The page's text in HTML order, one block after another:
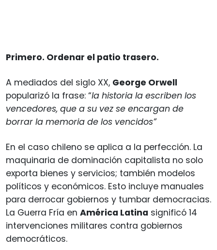
Primero. Ordenar el patio trasero.
A mediados del siglo XX, George Orwell
popularizó la frase: “la historia la escriben los
vencedores, que a su vez se encargan de
borrar la memoria de los vencidos”
En el caso chileno se aplica a la perfección. La
maquinaria de dominación capitalista no solo
exporta bienes y servicios; también modelos
políticos y económicos. Esto incluye manuales
para derrocar gobiernos y tumbar democracias.
La Guerra Fría en América Latina significó 14
intervenciones militares contra gobiernos
democráticos.